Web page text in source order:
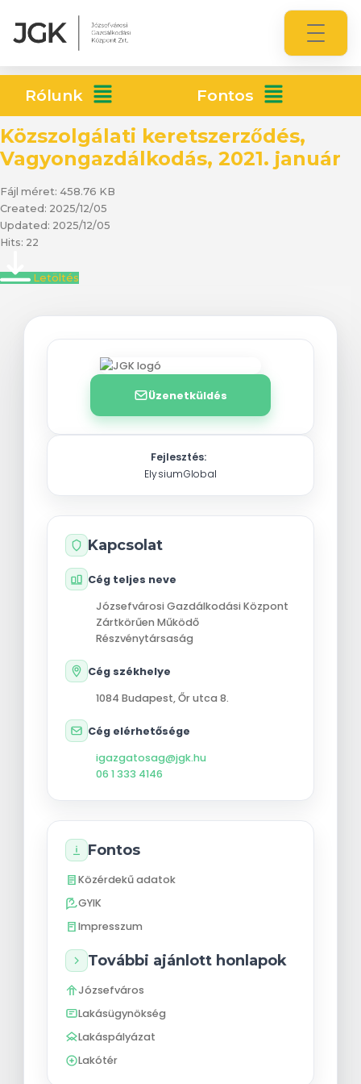
Rólunk Fontos
Közszolgálati keretszerződés,
Vagyongazdálkodás, 2021. január
Fájl méret: 458.76 KB
Created: 2025/12/05
Updated: 2025/12/05
Hits: 22
Letöltés
Üzenetküldés
Fejlesztés:
ElysiumGlobal
Kapcsolat
Cég teljes neve
Józsefvárosi Gazdálkodási Központ
Zártkörűen Működő
Részvénytársaság
Cég székhelye
1084 Budapest,Őr utca 8.
Cég elérhetősége
igazgatosag@jgk.hu
06 1 333 4146
Fontos
Közérdekű adatok
GYIK
Impresszum
További ajánlott honlapok
Józsefváros
Lakásügynökség
Lakáspályázat
Lakótér